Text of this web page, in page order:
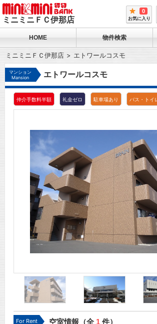
ミニミニＦＣ伊那店
0
お気に入り
HOME 物件検索
ミニミニＦＣ伊那店 エトワールコスモ
マンション
Mansion
エトワールコスモ
仲介手数料半額 礼金ゼロ 駐車場あり バス・トイ
For Rent 空室情報（全 1件）